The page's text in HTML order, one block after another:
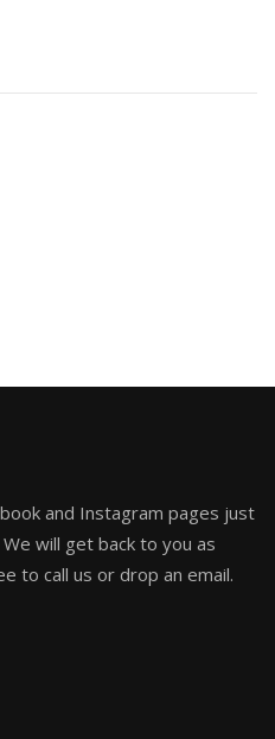
and Instagram pages just
will get back to you as
to call us or drop an email.